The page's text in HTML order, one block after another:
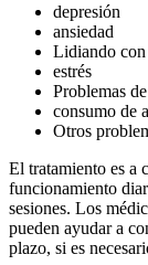
depresión
ansiedad
Lidiando
estrés
Problemas
consumo de
Otros
El tratamiento es a
funcionamiento
sesiones. Los
pueden ayudar a
plazo, si es